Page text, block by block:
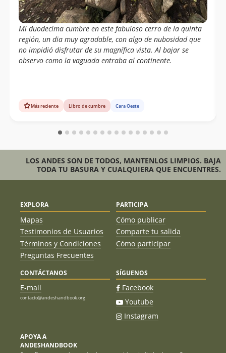
Mi duodecima cumbre en este fabuloso cerro de la quinta
región, un dia muy agradable, con algo de nubosidad que
no impidió disfrutar de su magnífica vista. Al bajar se
observo como la vaguada entraba al continente.
Más reciente Libro de cumbre Cara Oeste
LOS ANDES SON DE TODOS, MANTENLOS LIMPIOS. BAJA
TODA TU BASURA Y CUALQUIERA QUE ENCUENTRES.
EXPLORA
Mapas
Testimonios de Usuarios
Términos y Condiciones
Preguntas Frecuentes
PARTICIPA
Cómo publicar
Comparte tu salida
Cómo participar
CONTÁCTANOS
E-mail
contacto@andeshandbook.org
SÍGUENOS
Facebook
Youtube
Instagram
APOYA A
ANDESHANDBOOK